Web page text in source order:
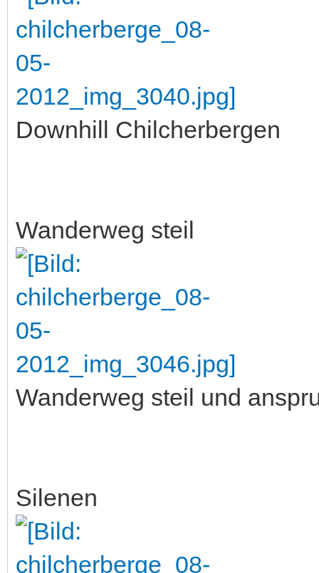
Downhill Chilcherbergen
Wanderweg steil
Wanderweg steil und
Silenen